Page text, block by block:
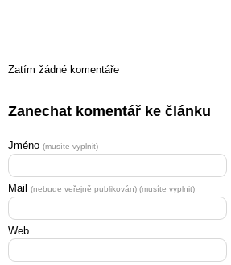
Zatím žádné komentáře
Zanechat komentář ke článku
Jméno (musíte vyplnit)
Mail (nebude veřejně publikován) (musíte vyplnit)
Web